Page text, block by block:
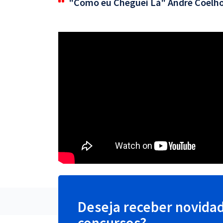
Deseja receber